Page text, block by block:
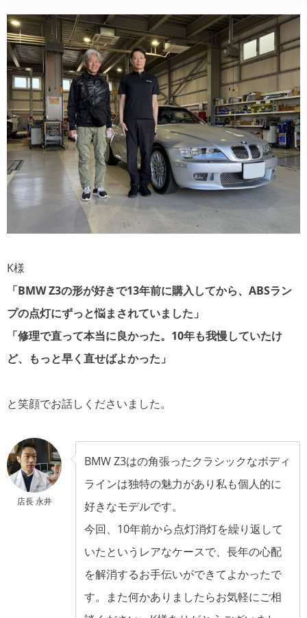
K様
「BMW Z3の形が好きで13年前に購入してから、ABSラン
プの点灯にずっと悩まされていました」
「修理で直って本当に良かった。10年も我慢していたけ
ど、もっと早く直せばよかった」
と笑顔でお話しくださいました。
店長 永井
BMW Z3はの角張ったクラシックなボディ
ラインは独特の魅力があり私も個人的に
好きなモデルです。
今回、10年前から点灯消灯を繰り返して
いたというレアなケースで、長年の心配
を解消するお手伝いができてよかったで
す。また何かありましたらお気軽にご相